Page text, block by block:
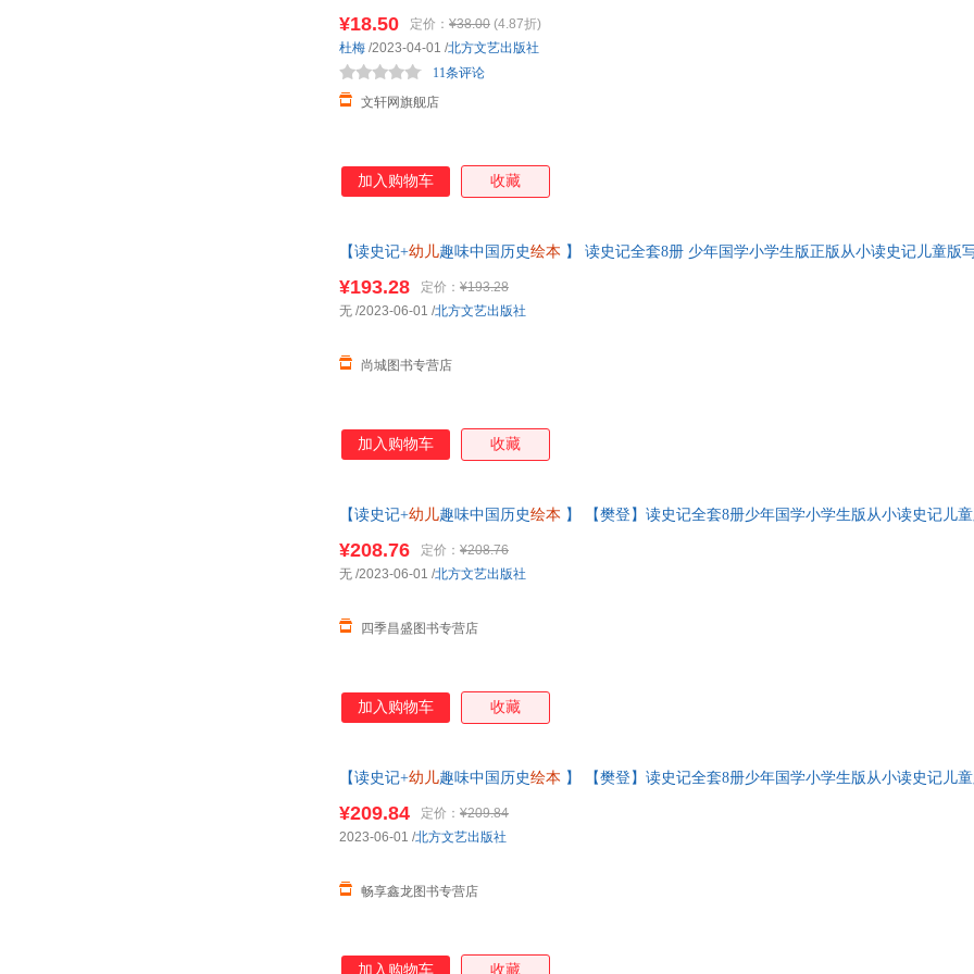
¥18.50 定价： ¥38.00 (4.87折)
文轩网旗舰店
11条评论
杜梅 /2023-04-01 /北方文艺出版社
加入购物车 收藏
【读史记+幼儿趣味中国历史绘本 】 读史记全套8册 少年国学小学生版正版从小读史记儿童版
¥193.28 定价： ¥193.28
尚城图书专营店
无 /2023-06-01 /北方文艺出版社
加入购物车 收藏
【读史记+幼儿趣味中国历史绘本 】 【樊登】读史记全套8册少年国学小学生版从小读史记儿
¥208.76 定价： ¥208.76
四季昌盛图书专营店
无 /2023-06-01 /北方文艺出版社
加入购物车 收藏
【读史记+幼儿趣味中国历史绘本 】 【樊登】读史记全套8册少年国学小学生版从小读史记儿
¥209.84 定价： ¥209.84
畅享鑫龙图书专营店
2023-06-01 /北方文艺出版社
加入购物车 收藏